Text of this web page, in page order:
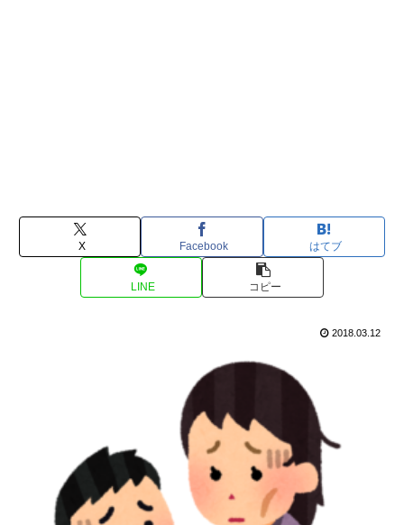
X Facebook はてブ
LINE コピー
2018.03.12